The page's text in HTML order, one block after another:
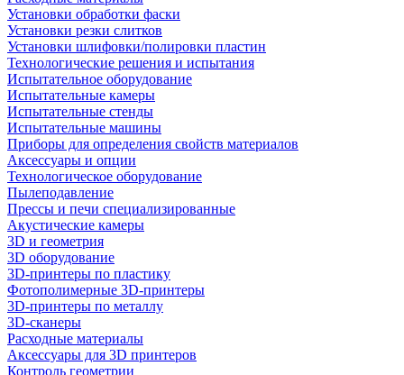
Установки обработки фаски
Установки резки слитков
Установки шлифовки/полировки пластин
Технологические решения и испытания
Испытательное оборудование
Испытательные камеры
Испытательные стенды
Испытательные машины
Приборы для определения свойств материалов
Аксессуары и опции
Технологическое оборудование
Пылеподавление
Прессы и печи специализированные
Акустические камеры
3D и геометрия
3D оборудование
3D-принтеры по пластику
Фотополимерные 3D-принтеры
3D-принтеры по металлу
3D-сканеры
Расходные материалы
Аксессуары для 3D принтеров
Контроль геометрии